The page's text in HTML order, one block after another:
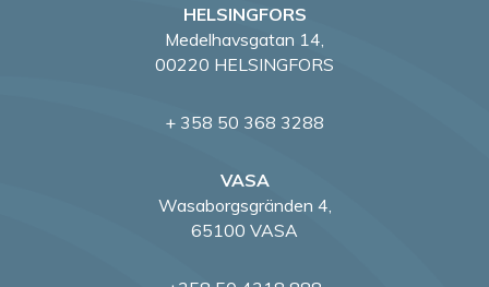
HELSINGFORS
Medelhavsgatan 14,
00220 HELSINGFORS
+ 358 50 368 3288
VASA
Wasaborgsgränden 4,
65100 VASA